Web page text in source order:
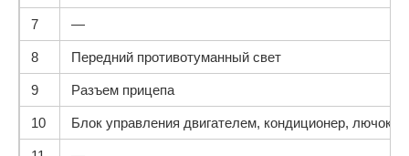
7 —
8 Передний противотуманный свет
9 Разъем прицепа
10 Блок управления двигателем, кондиционер, лючок